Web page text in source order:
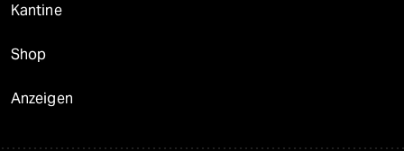
Kantine
Shop
Anzeigen